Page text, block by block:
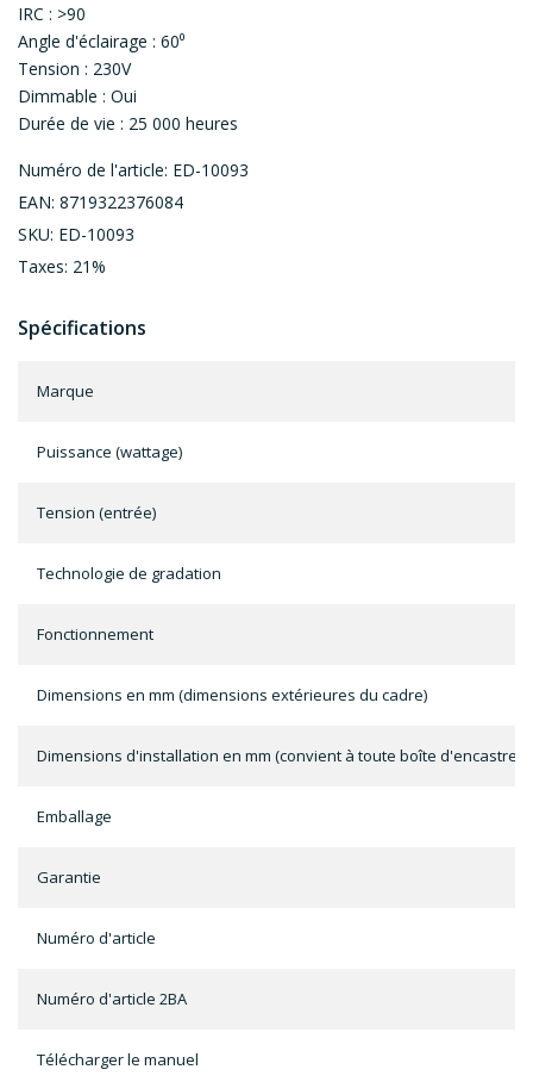
IRC : >90
Angle d'éclairage : 60⁰
Tension : 230V
Dimmable : Oui
Durée de vie : 25 000 heures
Numéro de l'article: ED-10093
EAN: 8719322376084
SKU: ED-10093
Taxes: 21%
Spécifications
Marque
Puissance (wattage)
Tension (entrée)
Technologie de gradation
Fonctionnement
Dimensions en mm (dimensions extérieures du cadre)
Dimensions d'installation en mm (convient à toute boîte
Emballage
Garantie
Numéro d'article
Numéro d'article 2BA
Télécharger le manuel